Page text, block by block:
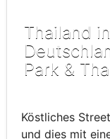
Thailand in
Park &
Köstliches
und dies mit